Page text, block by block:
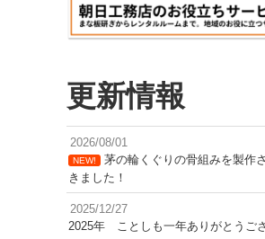
更新情報
2026/08/01
NEW!
茅の輪くぐりの骨組みを製作
きました！
2025/12/27
2025年 ことしも一年ありがとうご